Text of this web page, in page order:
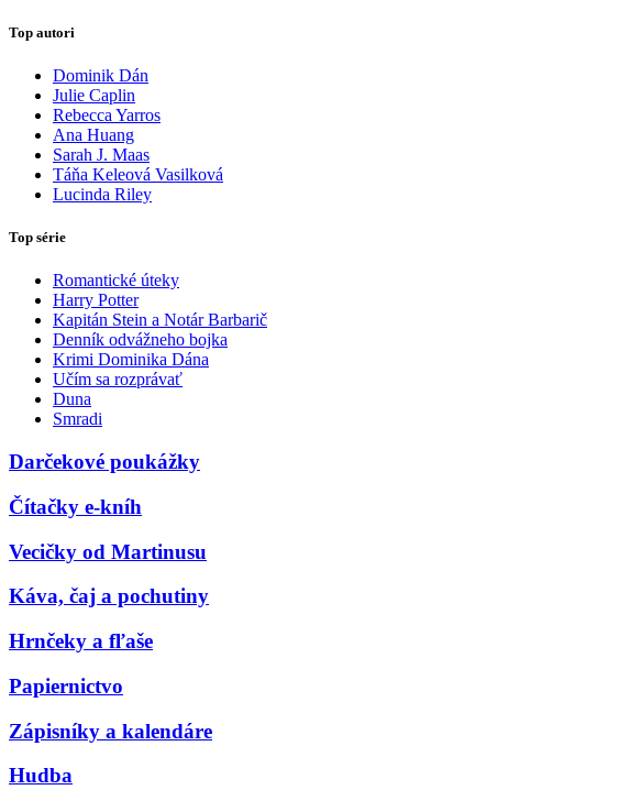
Top autori
Dominik Dán
Julie Caplin
Rebecca Yarros
Ana Huang
Sarah J. Maas
Táňa Keleová Vasilková
Lucinda Riley
Top série
Romantické úteky
Harry Potter
Kapitán Stein a Notár Barbarič
Denník odvážneho bojka
Krimi Dominika Dána
Učím sa rozprávať
Duna
Smradi
Darčekové poukážky
Čítačky e-kníh
Vecičky od Martinusu
Káva, čaj a pochutiny
Hrnčeky a fľaše
Papiernictvo
Zápisníky a kalendáre
Hudba